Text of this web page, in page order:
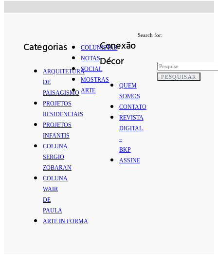
Categorias
ARQUITETURA
DE
PAISAGISMO
PROJETOS
RESIDENCIAIS
PROJETOS
INFANTIS
COLUNA
SERGIO
ZOBARAN
COLUNA
WAIR
DE
PAULA
ARTE.IN.FORMA
COLUNISTAS
NOTAS
SOCIAL
MOSTRAS
ARTE
Conexão
Décor
QUEM
SOMOS
CONTATO
REVISTA
DIGITAL
–
BKP
ASSINE
Search for:
PESQUISAR